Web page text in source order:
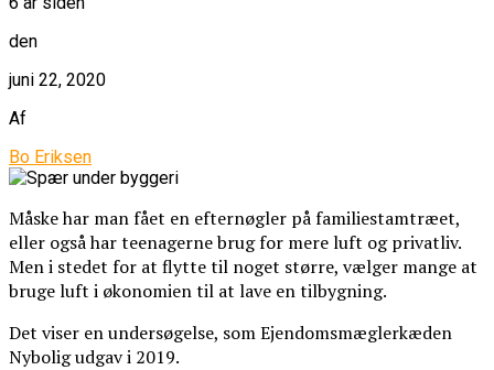
den
juni 22, 2020
Af
Bo Eriksen
Måske har man fået en efternøgler på familiestamtræet,
eller også har teenagerne brug for mere luft og privatliv.
Men i stedet for at flytte til noget større, vælger mange at
bruge luft i økonomien til at lave en tilbygning.
Det viser en undersøgelse, som Ejendomsmæglerkæden
Nybolig udgav i 2019.